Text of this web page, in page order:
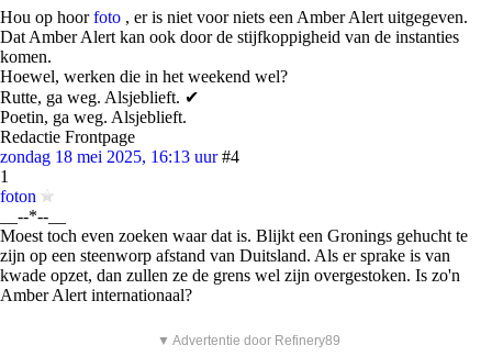
Hou op hoorfoto , er is niet voor niets een Amber Alert uitgegeven.
Dat Amber Alert kan ook door de stijfkoppigheid van de instanties
komen.
Hoewel, werken die in het weekend wel?
Rutte, ga weg. Alsjeblieft. ✔
Poetin, ga weg. Alsjeblieft.
Redactie Frontpage
zondag 18 mei 2025, 16:13 uur #4
1
foton
__--*--__
Moest toch even zoeken waar dat is. Blijkt een Gronings gehucht te
zijn op een steenworp afstand van Duitsland. Als er sprake is van
kwade opzet, dan zullen ze de grens wel zijn overgestoken. Is zo'n
Amber Alert internationaal?
▼ Advertentie door Refinery89